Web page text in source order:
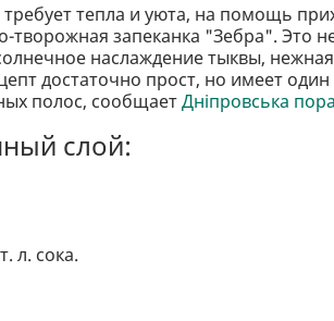
тепла и уюта, на помощь
творожная запеканка "Зебра". Это
наслаждение тыквы,
достаточно прост, но имеет один
полос, сообщаетДніпровська
слой:
л. сока.